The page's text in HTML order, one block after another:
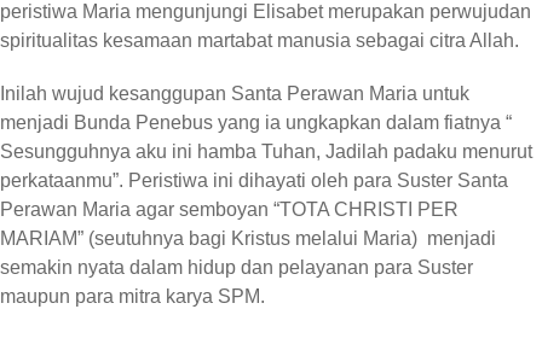
peristiwa Maria mengunjungi Elisabet merupakan perwujudan
spiritualitas kesamaan martabat manusia sebagai citra Allah.
Inilah wujud kesanggupan Santa Perawan Maria untuk
menjadi Bunda Penebus yang ia ungkapkan dalam fiatnya “
Sesungguhnya aku ini hamba Tuhan, Jadilah padaku menurut
perkataanmu”. Peristiwa ini dihayati oleh para Suster Santa
Perawan Maria agar semboyan “TOTA CHRISTI PER
MARIAM” (seutuhnya bagi Kristus melalui Maria) menjadi
semakin nyata dalam hidup dan pelayanan para Suster
maupun para mitra karya SPM.